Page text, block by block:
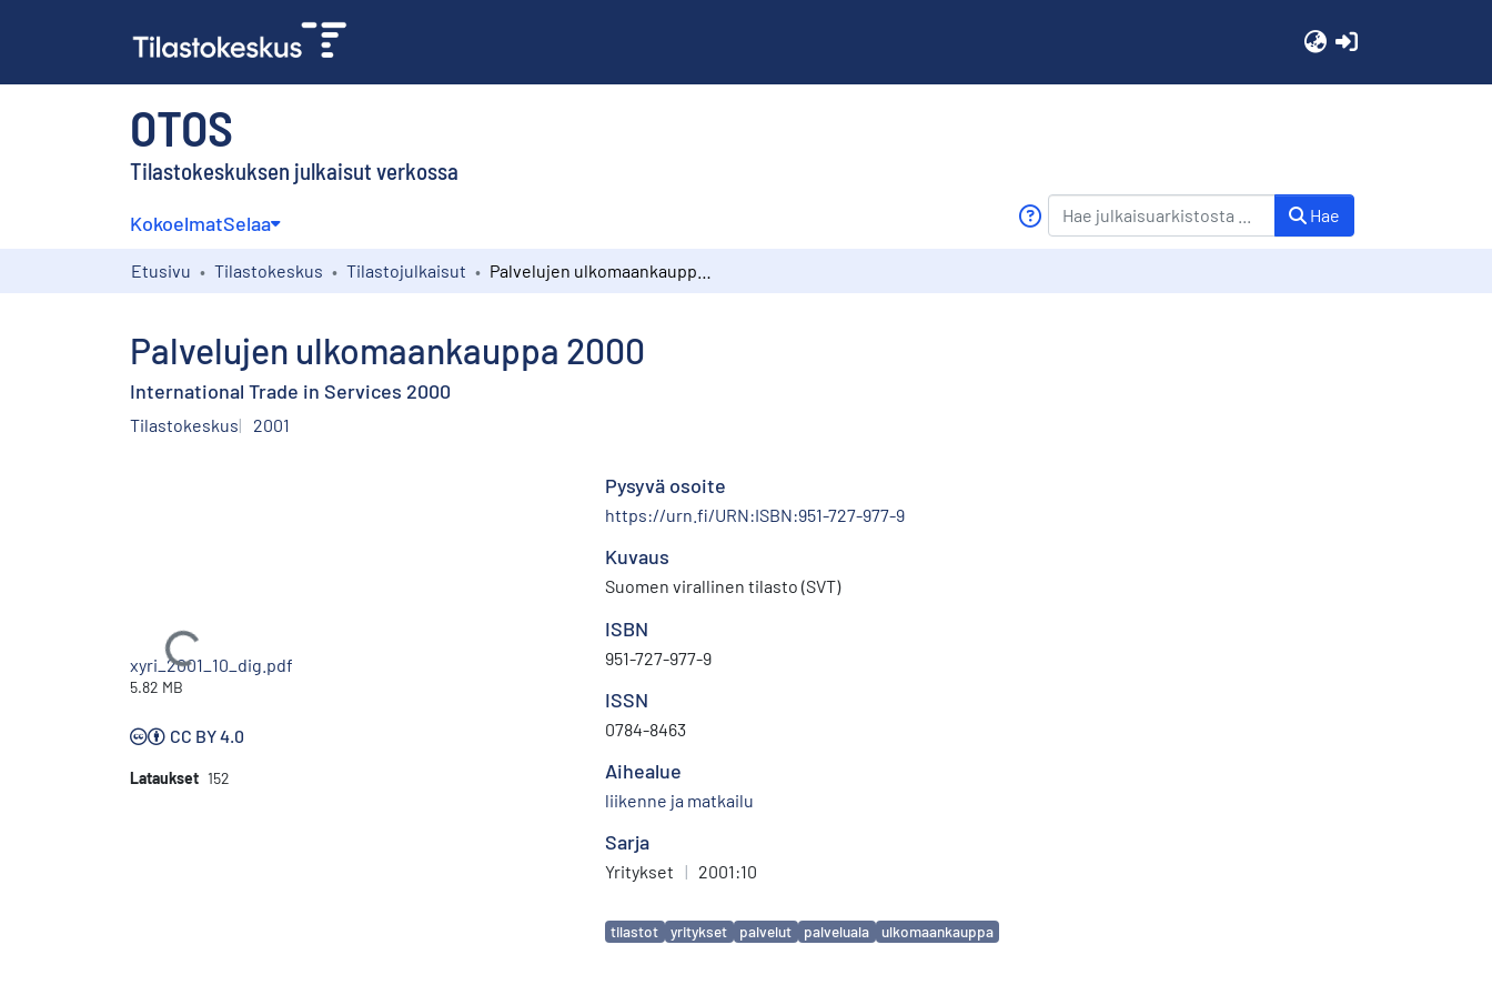
OTOS
Tilastokeskuksen julkaisut verkossa
KokoelmatSelaa Hae
Etusivu Tilastokeskus Tilastojulkaisut
Palvelujen ulkomaankauppa 2000
International Trade in Services 2000
Tilastokeskus 2001
Ladataan...
xyri_2001_10_dig.pdf
5.82 MB
CC BY 4.0
Lataukset 152
Pysyvä osoite
https://urn.fi/URN:ISBN:951-727-977-9
Kuvaus
Suomen virallinen tilasto (SVT)
ISBN
951-727-977-9
ISSN
0784-8463
Aihealue
liikenne ja matkailu
Sarja
Yritykset | 2001:10
Avainsanat
tilastot yritykset palvelut palveluala ulkomaankauppa